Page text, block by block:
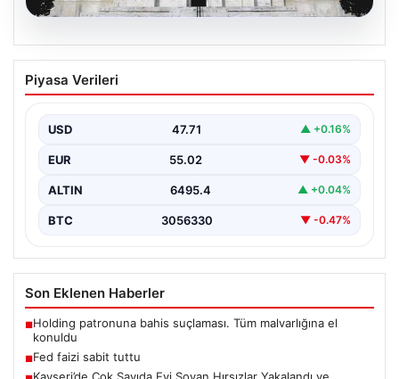
Fed faizi sabit tuttu
{ “title”: “ABD Merkez Bankası Faiz Oranında Değişiklik
Piyasa Verileri
USD 47.71 ▲ +0.16%
EUR 55.02 ▼ -0.03%
ALTIN 6495.4 ▲ +0.04%
BTC 3056330 ▼ -0.47%
Son Eklenen Haberler
■Holding patronuna bahis suçlaması. Tüm malvarlığına el
konuldu
■Fed faizi sabit tuttu